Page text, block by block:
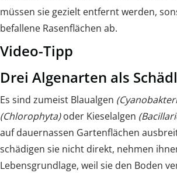
müssen sie gezielt entfernt werden,
befallene Rasenflächen ab.
Video-Tipp
Drei Algenarten als
Es sind zumeist Blaualgen
(Chlorophyta)oder Kieselalgen
auf dauernassen Gartenflächen
schädigen sie nicht direkt, nehmen
Lebensgrundlage, weil sie den Boden